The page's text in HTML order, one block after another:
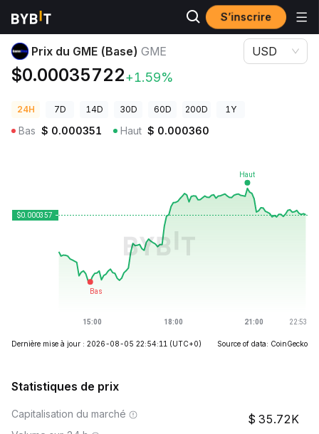
S’inscrire
Prix des cryptos Prix du GME (Base) GME
Prix du GME (Base) GME
$0.00035722+1.59%
USD
24H 7D 14D 30D 60D 200D 1Y
Bas $ 0.000351 Haut $ 0.000360
Dernière mise à jour : 2026-08-05 22:54:11 (UTC+0) Source of data: CoinGecko
Statistiques de prix
Capitalisation du marché 35.72K